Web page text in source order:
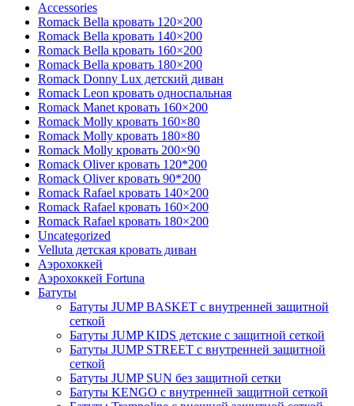
Accessories
Romack Bella кровать 120×200
Romack Bella кровать 140×200
Romack Bella кровать 160×200
Romack Bella кровать 180×200
Romack Donny Lux детский диван
Romack Leon кровать односпальная
Romack Manet кровать 160×200
Romack Molly кровать 160×80
Romack Molly кровать 180×80
Romack Molly кровать 200×90
Romack Oliver кровать 120*200
Romack Oliver кровать 90*200
Romack Rafael кровать 140×200
Romack Rafael кровать 160×200
Romack Rafael кровать 180×200
Uncategorized
Velluta детская кровать диван
Аэрохоккей
Аэрохоккей Fortuna
Батуты
Батуты JUMP BASKET с внутренней защитной
сеткой
Батуты JUMP KIDS детские с защитной сеткой
Батуты JUMP STREET с внутренней защитной
сеткой
Батуты JUMP SUN без защитной сетки
Батуты KENGO с внутренней защитной сеткой